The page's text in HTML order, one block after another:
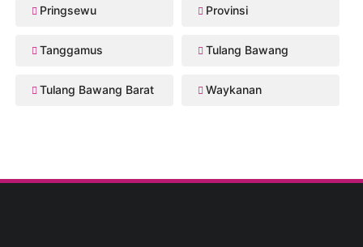
Pringsewu Provinsi
Tanggamus Tulang Bawang
Tulang Bawang Barat Waykanan